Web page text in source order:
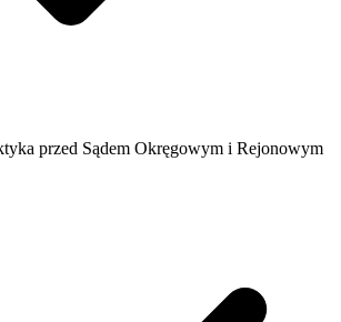
przed Sądem Okręgowym i Rejonowym